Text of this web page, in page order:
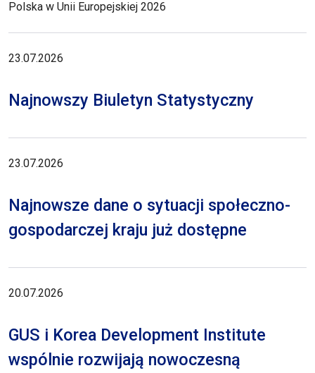
Polska w Unii Europejskiej 2026
23.07.2026
Najnowszy Biuletyn Statystyczny
23.07.2026
Najnowsze dane o sytuacji społeczno-
gospodarczej kraju już dostępne
20.07.2026
GUS i Korea Development Institute
wspólnie rozwijają nowoczesną